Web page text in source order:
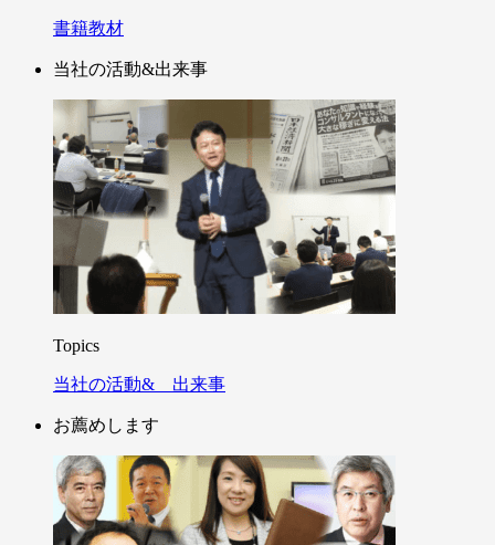
書籍教材
当社の活動&出来事
Topics
当社の活動& 出来事
お薦めします